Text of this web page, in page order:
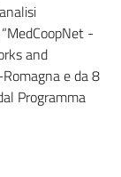
-
and
e da 8
Programma